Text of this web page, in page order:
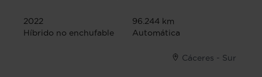
2022
96.244 km
Híbrido no enchufable
Automática
Cáceres - Sur